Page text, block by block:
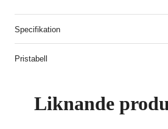
Specifikation
Pristabell
Liknande